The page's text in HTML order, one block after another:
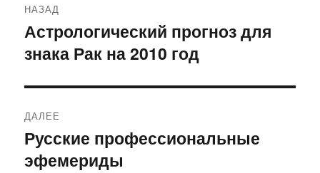
по
записям
НАЗАД
Предыдущая
запись:
Астрологический прогноз для
знака Рак на 2010 год
ДАЛЕЕ
Следующая
запись:
Русские профессиональные
эфемериды